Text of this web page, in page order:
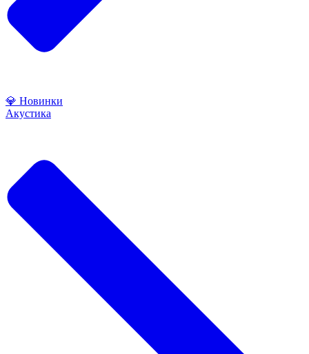
💎 Новинки
Акустика